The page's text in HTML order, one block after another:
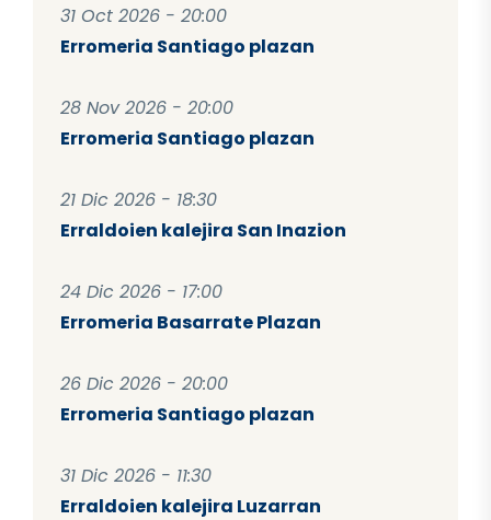
31 Oct 2026 - 20:00
Erromeria Santiago plazan
28 Nov 2026 - 20:00
Erromeria Santiago plazan
21 Dic 2026 - 18:30
Erraldoien kalejira San Inazion
24 Dic 2026 - 17:00
Erromeria Basarrate Plazan
26 Dic 2026 - 20:00
Erromeria Santiago plazan
31 Dic 2026 - 11:30
Erraldoien kalejira Luzarran